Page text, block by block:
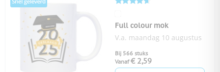
Full colour mok
V.a. maandag 10 augustus
Bij 566 stuks
Vanaf € 2,59